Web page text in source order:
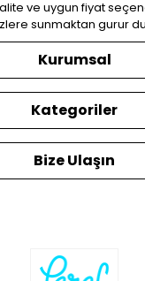
ve uygun fiyat
sunmaktan gurur
Kurumsal
Kategoriler
Bize Ulaşın